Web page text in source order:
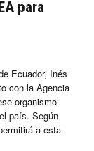
para
Ecuador, Inés
con la Agencia
organismo
país. Según
a esta